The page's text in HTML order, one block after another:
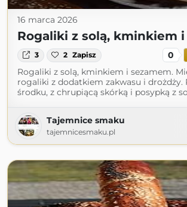
16 marca 2026
Rogaliki z solą, kminkiem
3 2 Zapisz 0
Rogaliki z solą, kminkiem i sezamem.
rogaliki z dodatkiem zakwasu i drożdży.
środku, z chrupiącą skórką i posypką z
Tajemnice smaku
tajemnicesmaku.pl